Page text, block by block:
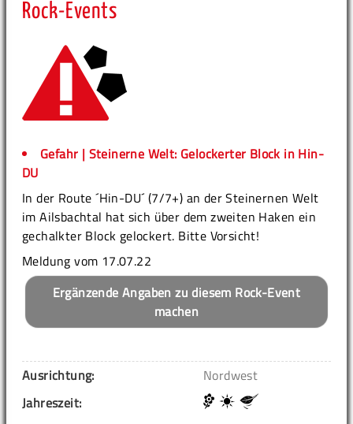
Rock-Events
Gefahr | Steinerne Welt: Gelockerter Block in Hin-
DU
In der Route ´Hin-DU´ (7/7+) an der Steinernen Welt
im Ailsbachtal hat sich über dem zweiten Haken ein
gechalkter Block gelockert. Bitte Vorsicht!
Meldung vom 17.07.22
Ergänzende Angaben zu diesem Rock-Event
machen
Ausrichtung:
Nordwest
Jahreszeit: